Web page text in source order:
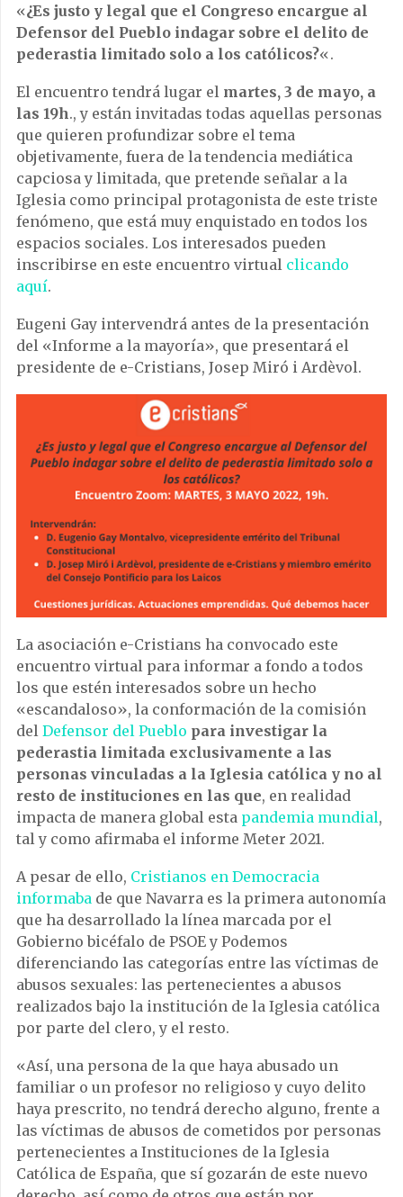
«¿Es justo y legal que el Congreso encargue al
Defensor del Pueblo indagar sobre el delito de
pederastia limitado solo a los católicos?«.
El encuentro tendrá lugar el martes, 3 de mayo, a
las 19h., y están invitadas todas aquellas personas
que quieren profundizar sobre el tema
objetivamente, fuera de la tendencia mediática
capciosa y limitada, que pretende señalar a la
Iglesia como principal protagonista de este triste
fenómeno, que está muy enquistado en todos los
espacios sociales. Los interesados pueden
inscribirse en este encuentro virtual clicando
aquí.
Eugeni Gay intervendrá antes de la presentación
del «Informe a la mayoría», que presentará el
presidente de e-Cristians, Josep Miró i Ardèvol.
La asociación e-Cristians ha convocado este
encuentro virtual para informar a fondo a todos
los que estén interesados sobre un hecho
«escandaloso», la conformación de la comisión
del Defensor del Pueblo para investigar la
pederastia limitada exclusivamente a las
personas vinculadas a la Iglesia católica y no al
resto de instituciones en las que, en realidad
impacta de manera global esta pandemia mundial,
tal y como afirmaba el informe Meter 2021.
A pesar de ello, Cristianos en Democracia
informaba de que Navarra es la primera autonomía
que ha desarrollado la línea marcada por el
Gobierno bicéfalo de PSOE y Podemos
diferenciando las categorías entre las víctimas de
abusos sexuales: las pertenecientes a abusos
realizados bajo la institución de la Iglesia católica
por parte del clero, y el resto.
«Así, una persona de la que haya abusado un
familiar o un profesor no religioso y cuyo delito
haya prescrito, no tendrá derecho alguno, frente a
las víctimas de abusos de cometidos por personas
pertenecientes a Instituciones de la Iglesia
Católica de España, que sí gozarán de este nuevo